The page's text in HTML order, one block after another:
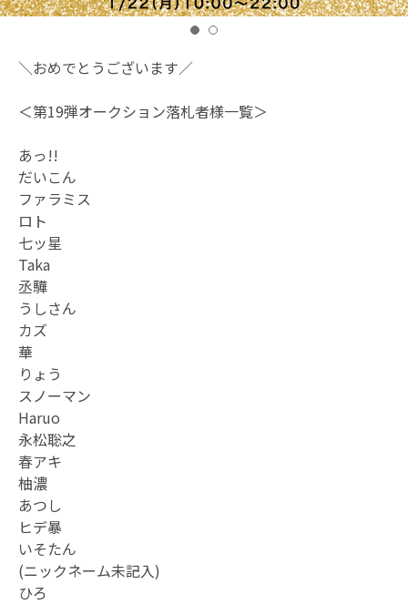
＼おめでとうございます／
＜第19弾オークション落札者様一覧＞
あっ!!
だいこん
ファラミス
ロト
七ッ星
Taka
丞驊
うしさん
カズ
華
りょう
スノーマン
Haruo
永松聡之
春アキ
柚濃
あつし
ヒデ暴
いそたん
(ニックネーム未記入)
ひろ